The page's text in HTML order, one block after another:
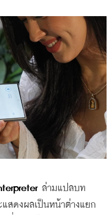
ล่ามแปลบท
สดงผลเป็นหน้าต่างแยก